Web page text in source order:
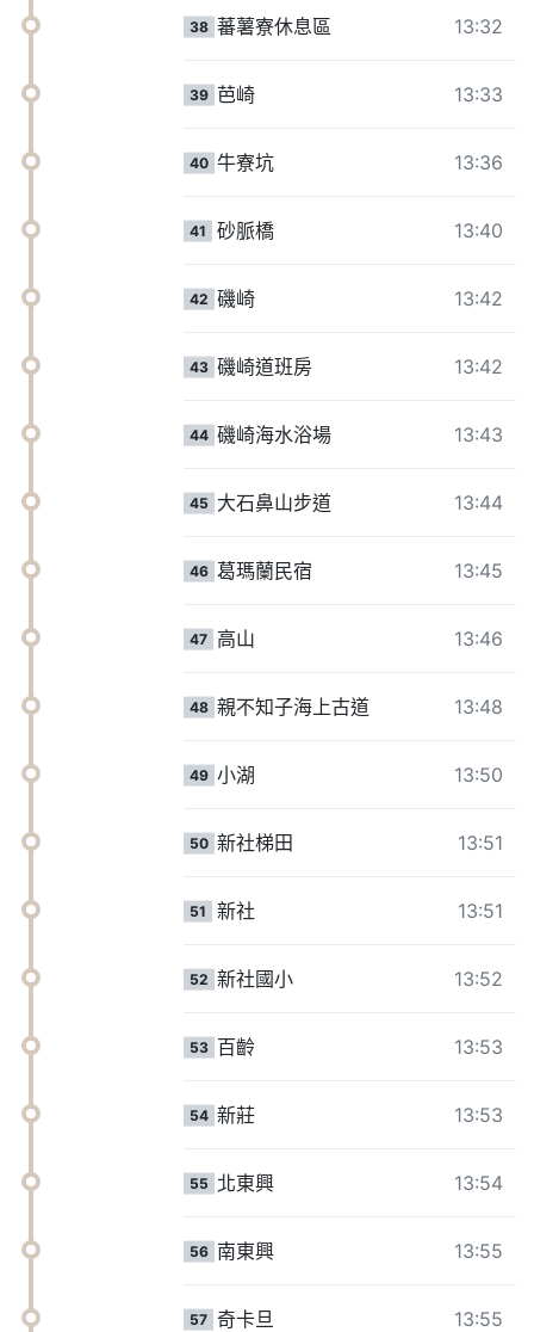
38 蕃薯寮休息區 13:32
39 芭崎 13:33
40 牛寮坑 13:36
41 砂脈橋 13:40
42 磯崎 13:42
43 磯崎道班房 13:42
44 磯崎海水浴場 13:43
45 大石鼻山步道 13:44
46 葛瑪蘭民宿 13:45
47 高山 13:46
48 親不知子海上古道 13:48
49 小湖 13:50
50 新社梯田 13:51
51 新社 13:51
52 新社國小 13:52
53 百齡 13:53
54 新莊 13:53
55 北東興 13:54
56 南東興 13:55
57 奇卡旦 13:55